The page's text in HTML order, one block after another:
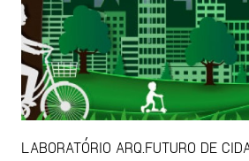
LABORATÓRIO ARQ.FUTURO DE